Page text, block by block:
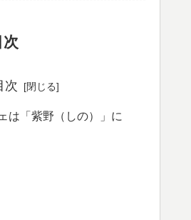
次
は「紫野（しの）」に